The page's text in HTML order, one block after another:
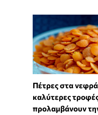
Πέτρες στα
καλύτερες
προλαμβάνουν